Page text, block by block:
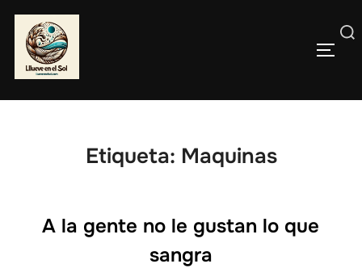
contenido
Buscar:
Etiqueta: Maquinas
A la gente no le gustan lo que
sangra